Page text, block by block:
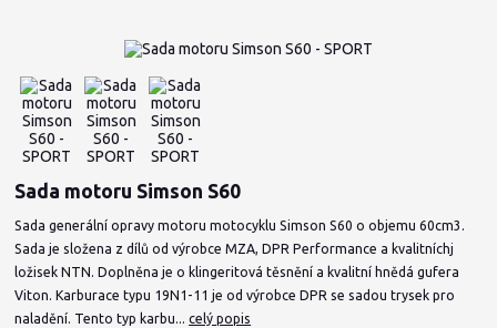
Sada motoru Simson S60
Sada generální opravy motoru motocyklu Simson S60 o objemu 60cm3.
Sada je složena z dílů od výrobce MZA, DPR Performance a kvalitníchj
ložisek NTN. Doplněna je o klingeritová těsnění a kvalitní hnědá gufera
Viton. Karburace typu 19N1-11 je od výrobce DPR se sadou trysek pro
naladění. Tento typ karbu...celý popis